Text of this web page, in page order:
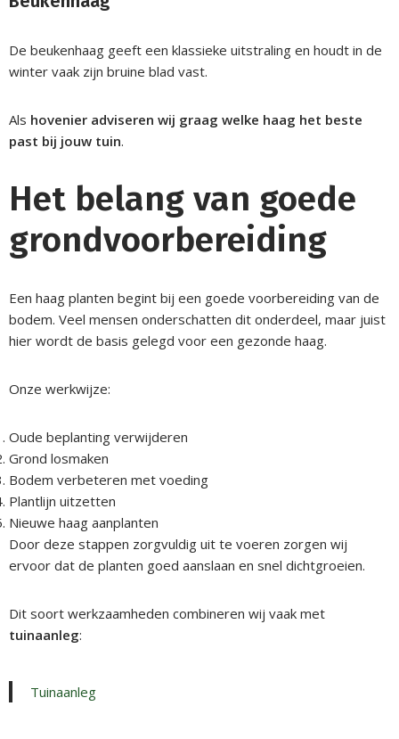
De beukenhaag geeft een klassieke uitstraling en houdt in de
winter vaak zijn bruine blad vast.
Als hovenier adviseren wij graag welke haag het beste
past bij jouw tuin.
Het belang van goede
grondvoorbereiding
Een haag planten begint bij een goede voorbereiding van de
bodem. Veel mensen onderschatten dit onderdeel, maar juist
hier wordt de basis gelegd voor een gezonde haag.
Onze werkwijze:
Oude beplanting verwijderen
Grond losmaken
Bodem verbeteren met voeding
Plantlijn uitzetten
Nieuwe haag aanplanten
Door deze stappen zorgvuldig uit te voeren zorgen wij
ervoor dat de planten goed aanslaan en snel dichtgroeien.
Dit soort werkzaamheden combineren wij vaak met
tuinaanleg:
Tuinaanleg